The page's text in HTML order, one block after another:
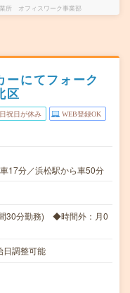
所 オフィスワーク事業部
ーにてフォーク
区
祝日が休み WEB登録OK
17分／浜松駅から車50分
30分勤務) ◆時間外：月0
調整可能